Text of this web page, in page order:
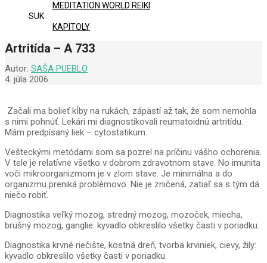
MEDITATION WORLD REIKI
SUK
KAPITOLY
Artritída – A 733
Autor: SAŠA PUEBLO
4. júla 2006
Začali ma bolieť kĺby na rukách, zápästí až tak, že som nemohla
s nimi pohnúť. Lekári mi diagnostikovali reumatoidnú artritídu.
Mám predpísaný liek – cytostatikum.
Vešteckými metódami som sa pozrel na príčinu vášho ochorenia.
V tele je relatívne všetko v dobrom zdravotnom stave. No imunita
voči mikroorganizmom je v zlom stave. Je minimálna a do
organizmu preniká problémovo. Nie je zničená, zatiaľ sa s tým dá
niečo robiť.
Diagnostika veľký mozog, stredný mozog, mozoček, miecha,
brušný mozog, ganglie: kyvadlo obkreslilo všetky časti v poriadku.
Diagnostika krvné riečište, kostná dreň, tvorba krviniek, cievy, žily:
kyvadlo obkreslilo všetky časti v poriadku.